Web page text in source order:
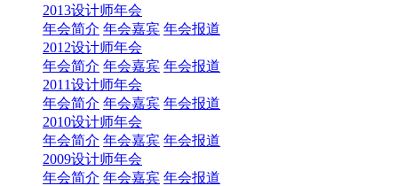
2013设计师年会
年会简介 年会嘉宾 年会报道
2012设计师年会
年会简介 年会嘉宾 年会报道
2011设计师年会
年会简介 年会嘉宾 年会报道
2010设计师年会
年会简介 年会嘉宾 年会报道
2009设计师年会
年会简介 年会嘉宾 年会报道